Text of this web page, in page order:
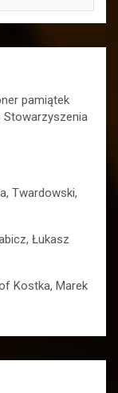
pamiątek
Stowarzyszenia
Twardowski,
Łukasz
Kostka, Marek